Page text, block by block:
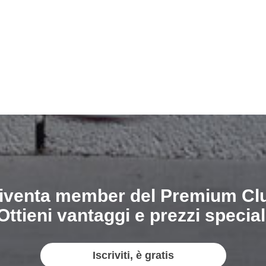
member del Premium
vantaggi e prezzi
Iscriviti, è gratis